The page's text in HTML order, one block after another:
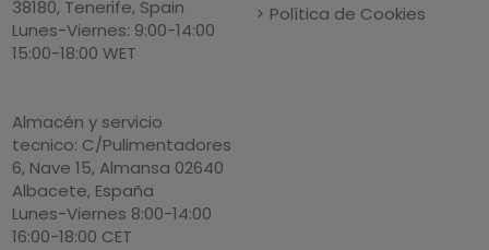
38180, Tenerife, Spain
Lunes-Viernes: 9:00-14:00
15:00-18:00 WET
Almacén y servicio
tecnico: C/Pulimentadores
6, Nave 15, Almansa 02640
Albacete, España
Lunes-Viernes 8:00-14:00
16:00-18:00 CET
Política de Cookies